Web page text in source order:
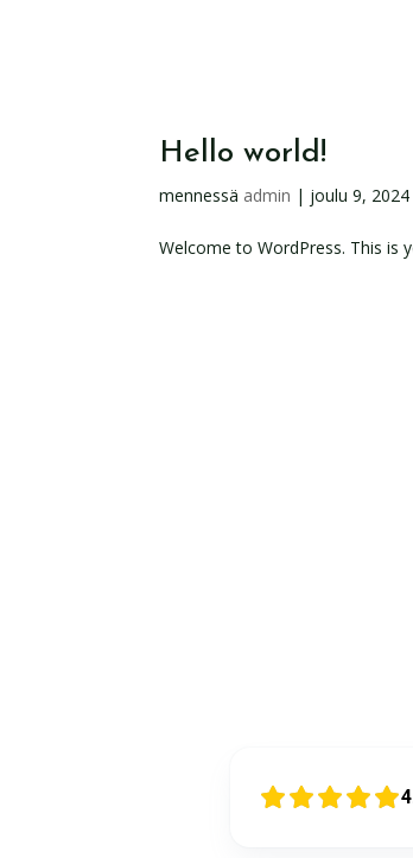
Hello world!
mennessä admin | joulu 9, 2024
Welcome to WordPress. This is